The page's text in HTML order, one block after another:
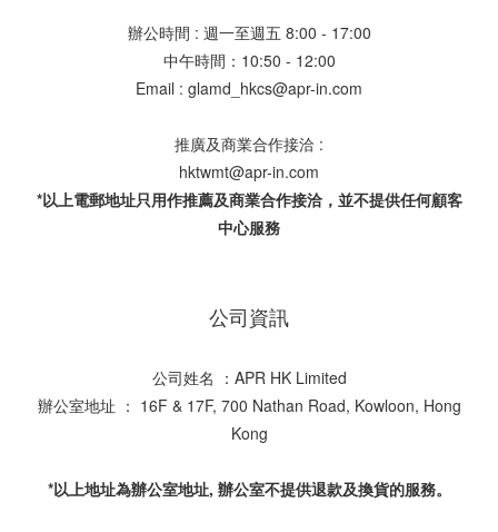
辦公時間 : 週一至週五 8:00 - 17:00
中午時間：10:50 - 12:00
Email : glamd_hkcs@apr-in.com
推廣及商業合作接洽 :
hktwmt@apr-in.com
*以上電郵地址只用作推薦及商業合作接洽，並不提供任何顧客
中心服務
公司資訊
公司姓名 ：APR HK Limited
辦公室地址 ： 16F & 17F, 700 Nathan Road, Kowloon, Hong
Kong
*以上地址為辦公室地址, 辦公室不提供退款及換貨的服務。